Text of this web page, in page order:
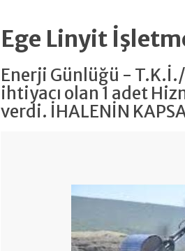
Ege Linyit
Enerji Günlüğü -
ihtiyacı olan 1 adet
verdi. İHALENİN